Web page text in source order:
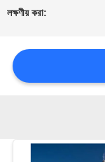
যোগাযোগ
খবর
জন্য
লক্ষণীয় করা: